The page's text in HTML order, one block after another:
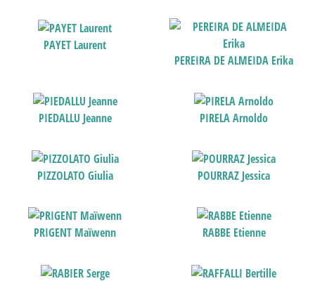
PAYET Laurent
PEREIRA DE ALMEIDA Erika
PIEDALLU Jeanne PIRELA Arnoldo
PIZZOLATO Giulia POURRAZ Jessica
PRIGENT Maïwenn RABBE Etienne